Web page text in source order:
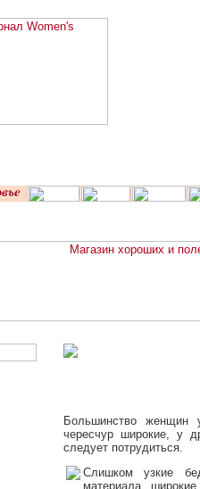
Большинство женщин
чересчур широкие, у
следует потрудиться.
Слишком узкие
материала,